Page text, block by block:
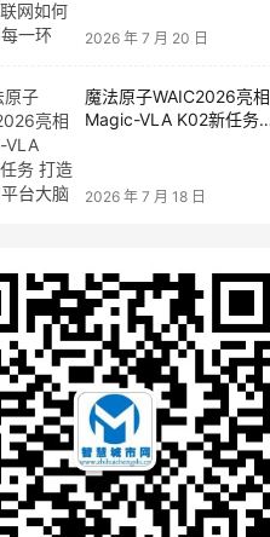
2026 年 7 月 20 日
魔法原子WAIC2026亮相
Magic-VLA K02新任务
2026 年 7 月 18 日